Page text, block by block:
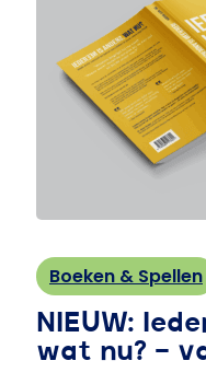
Boeken & Spellen
NIEUW:
wat nu? –